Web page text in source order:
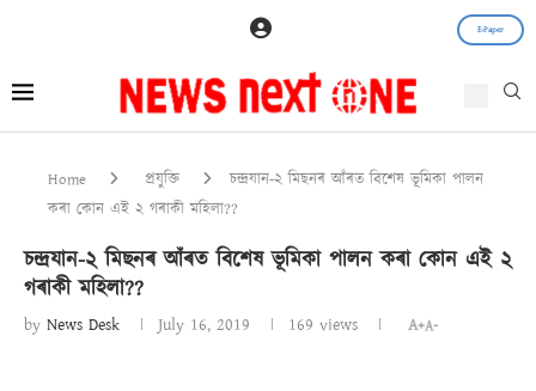
E-Paper
Home প্ৰযুক্তি
চন্দ্ৰযান-২ মিছনৰ আঁৰত বিশেষ ভূমিকা পালন
কৰা কোন এই ২ গৰাকী মহিলা??
চন্দ্ৰযান-২ মিছনৰ আঁৰত বিশেষ ভূমিকা পালন কৰা কোন এই ২
গৰাকী মহিলা??
by News Desk July 16, 2019 169 views A+A-